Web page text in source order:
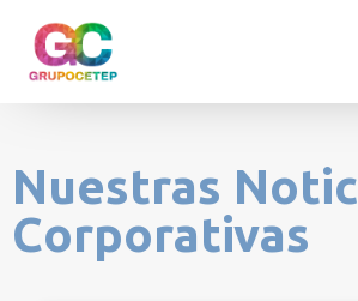
Nuestras
Corporativas